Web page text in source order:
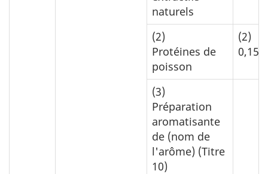
naturels
(2)
Protéines de
poisson
(2)
0,15
(3)
Préparation
aromatisante
de (nom de
l'arôme) (Titre
10)